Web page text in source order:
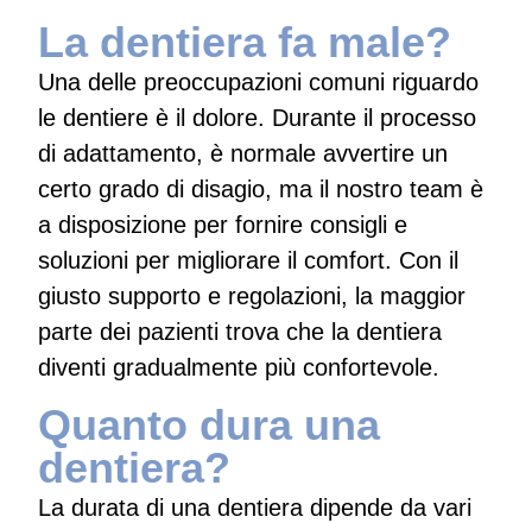
La dentiera fa male?
Una delle preoccupazioni comuni riguardo
le dentiere è il dolore. Durante il processo
di adattamento, è normale avvertire un
certo grado di disagio, ma il nostro team è
a disposizione per fornire consigli e
soluzioni per migliorare il comfort. Con il
giusto supporto e regolazioni, la maggior
parte dei pazienti trova che la dentiera
diventi gradualmente più confortevole.
Quanto dura una
dentiera?
La durata di una dentiera dipende da vari